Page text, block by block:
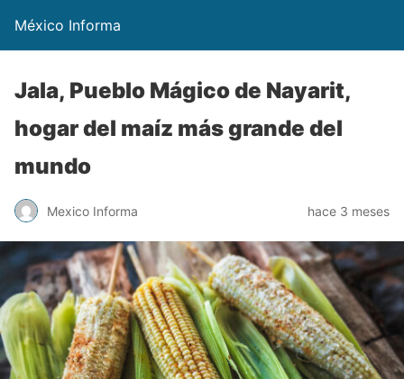
México Informa
Jala, Pueblo Mágico de Nayarit,
hogar del maíz más grande del
mundo
Mexico Informa hace 3 meses